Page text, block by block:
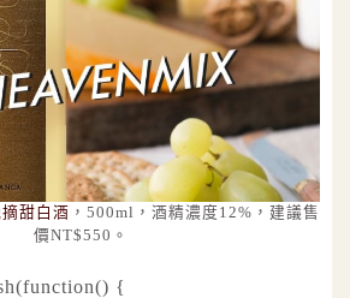
甜白酒 ，500ml，酒精濃度12%，建議售
價NT$550。
{